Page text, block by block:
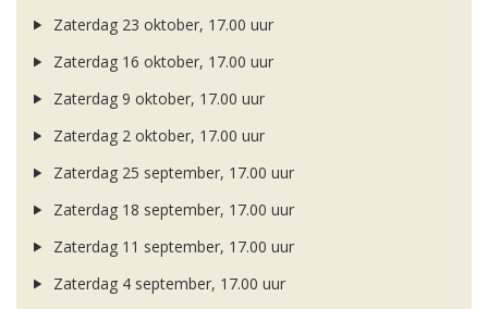
Zaterdag 23 oktober, 17.00 uur
Zaterdag 16 oktober, 17.00 uur
Zaterdag 9 oktober, 17.00 uur
Zaterdag 2 oktober, 17.00 uur
Zaterdag 25 september, 17.00 uur
Zaterdag 18 september, 17.00 uur
Zaterdag 11 september, 17.00 uur
Zaterdag 4 september, 17.00 uur